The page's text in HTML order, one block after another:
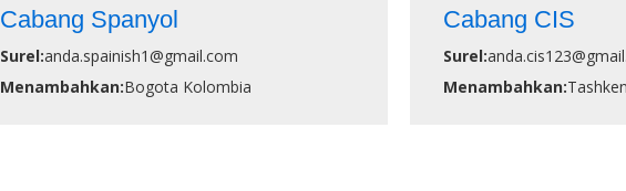
Cabang Spanyol
Surel:anda.spainish1@gmail.com
Menambahkan:Bogota Kolombia
Cabang CIS
Surel:
Menambahkan: